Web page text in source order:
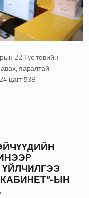
22 Тус төвийн
яаралтай
цагт 538…
ЫН